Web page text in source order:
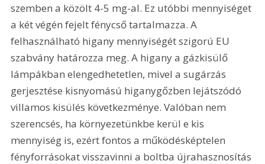
szemben a közölt 4-5 mg-al. Ez utóbbi mennyiséget
a két végén fejelt fénycső tartalmazza. A
felhasználható higany mennyiségét szigorú EU
szabvány határozza meg. A higany a gázkisülő
lámpákban elengedhetetlen, mivel a sugárzás
gerjesztése kisnyomású higanygőzben lejátszódó
villamos kisülés következménye. Valóban nem
szerencsés, ha környezetünkbe kerül e kis
mennyiség is, ezért fontos a működésképtelen
fényforrásokat visszavinni a boltba újrahasznosítás